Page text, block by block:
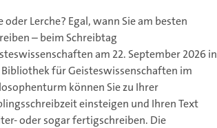
oder Lerche? Egal, wann Sie am besten
– beim Schreibtag
am 22. September 2026 in
für Geisteswissenschaften im
können Sie zu Ihrer
einsteigen und Ihren Text
oder sogar fertigschreiben. Die